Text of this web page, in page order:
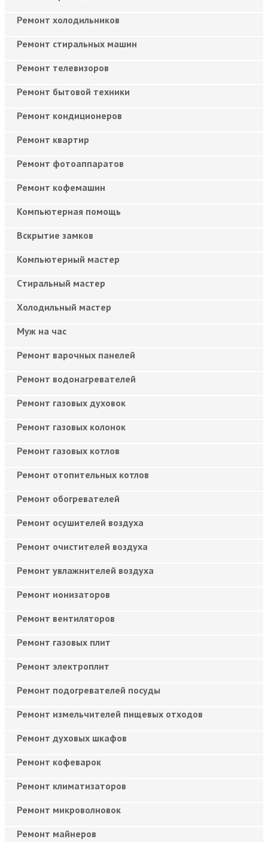
Ремонт холодильников
Ремонт стиральных машин
Ремонт телевизоров
Ремонт бытовой техники
Ремонт кондиционеров
Ремонт квартир
Ремонт фотоаппаратов
Ремонт кофемашин
Компьютерная помощь
Вскрытие замков
Компьютерный мастер
Cтиральный мастер
Холодильный мастер
Муж на час
Ремонт варочных панелей
Ремонт водонагревателей
Ремонт газовых духовок
Ремонт газовых колонок
Ремонт газовых котлов
Ремонт отопительных котлов
Ремонт обогревателей
Ремонт осушителей воздуха
Ремонт очистителей воздуха
Ремонт увлажнителей воздуха
Ремонт ионизаторов
Ремонт вентиляторов
Ремонт газовых плит
Ремонт электроплит
Ремонт подогревателей посуды
Ремонт измельчителей пищевых отходов
Ремонт духовых шкафов
Ремонт кофеварок
Ремонт климатизаторов
Ремонт микроволновок
Ремонт майнеров